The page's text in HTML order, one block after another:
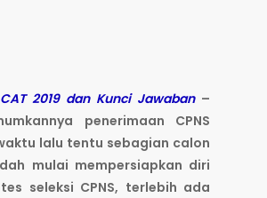
2019 dan Kunci Jawaban–
penerimaan CPNS
lalu tentu sebagian calon
mulai mempersiapkan diri
seleksi CPNS, terlebih ada